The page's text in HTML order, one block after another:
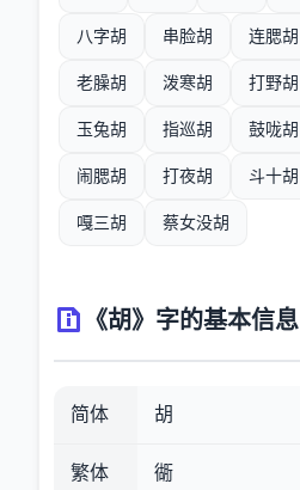
八字胡 串脸胡 连腮胡
老臊胡 泼寒胡 打野胡
玉兔胡 指巡胡 鼓咙胡
闹腮胡 打夜胡 斗十胡
嘎三胡 蔡女没胡
《胡》字的基本信息
简体 胡
繁体
衚